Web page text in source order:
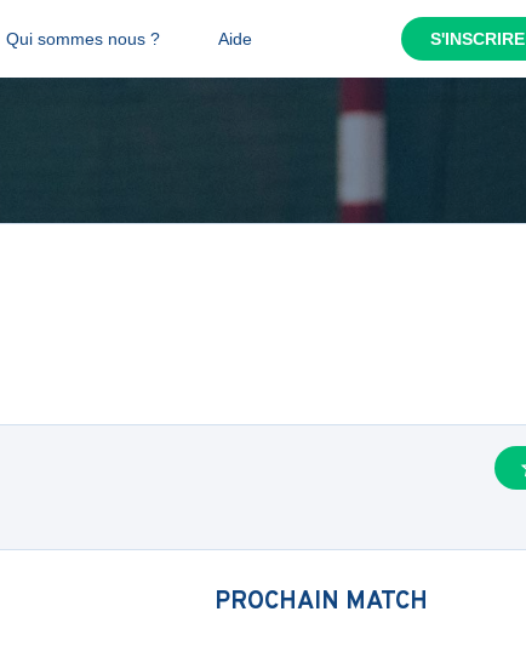
Qui sommes nous ? Aide S'INSCRIRE
PROCHAIN MATCH